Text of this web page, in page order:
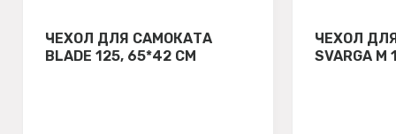
ЧЕХОЛ ДЛЯ САМОКАТА
BLADE 125, 65*42 СМ
ЧЕХОЛ
SVARGA М